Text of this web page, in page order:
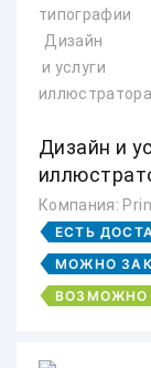
Дизайн и
Компания:
ЕСТЬ
МОЖНО
ВОЗМОЖНО